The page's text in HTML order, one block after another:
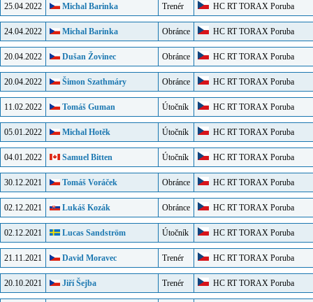
25.04.2022 Michal Barinka Trenér HC RT TORAX Poruba
24.04.2022 Michal Barinka Obránce HC RT TORAX Poruba
20.04.2022 Dušan Žovinec Obránce HC RT TORAX Poruba
20.04.2022 Šimon Szathmáry Obránce HC RT TORAX Poruba
11.02.2022 Tomáš Guman Útočník HC RT TORAX Poruba
05.01.2022 Michal Hotěk Útočník HC RT TORAX Poruba
04.01.2022 Samuel Bitten Útočník HC RT TORAX Poruba
30.12.2021 Tomáš Voráček Obránce HC RT TORAX Poruba
02.12.2021 Lukáš Kozák Obránce HC RT TORAX Poruba
02.12.2021 Lucas Sandström Útočník HC RT TORAX Poruba
21.11.2021 David Moravec Trenér HC RT TORAX Poruba
20.10.2021 Jiří Šejba Trenér HC RT TORAX Poruba